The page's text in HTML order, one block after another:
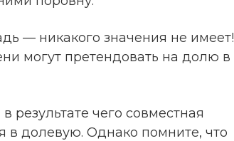
— никакого значения не имеет!
могут претендовать на долю в
чего совместная
в долевую. Однако помните, что